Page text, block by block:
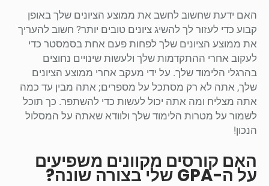
האם ידעת שחשוב לחשב את ממוצע הציונים שלך באופן
קבוע כדי לעזור לך להשיג ציונים טובים יותר? חשוב להעריך
את ממוצע הציונים שלך לפחות פעם אחת בסמסטר כדי
לעקוב אחרי ההתקדמות שלך ולעשות שינויים נחוצים
בהרגלי הלימוד שלך. על ידי מעקב אחרי ממוצע הציונים
שלך, אתה לא רק מסתכל על מספרים; אתה מבין עד כמה
אתה מצליח ומה אתה יכול לעשות כדי להשתפר. כך תוכל
לשמור על מטרות הלימוד שלך ולוודא שאתה על המסלול
הנכון!
האם קורסים מקוונים משפיעים
על ה-GPA שלי בצורה שונה?